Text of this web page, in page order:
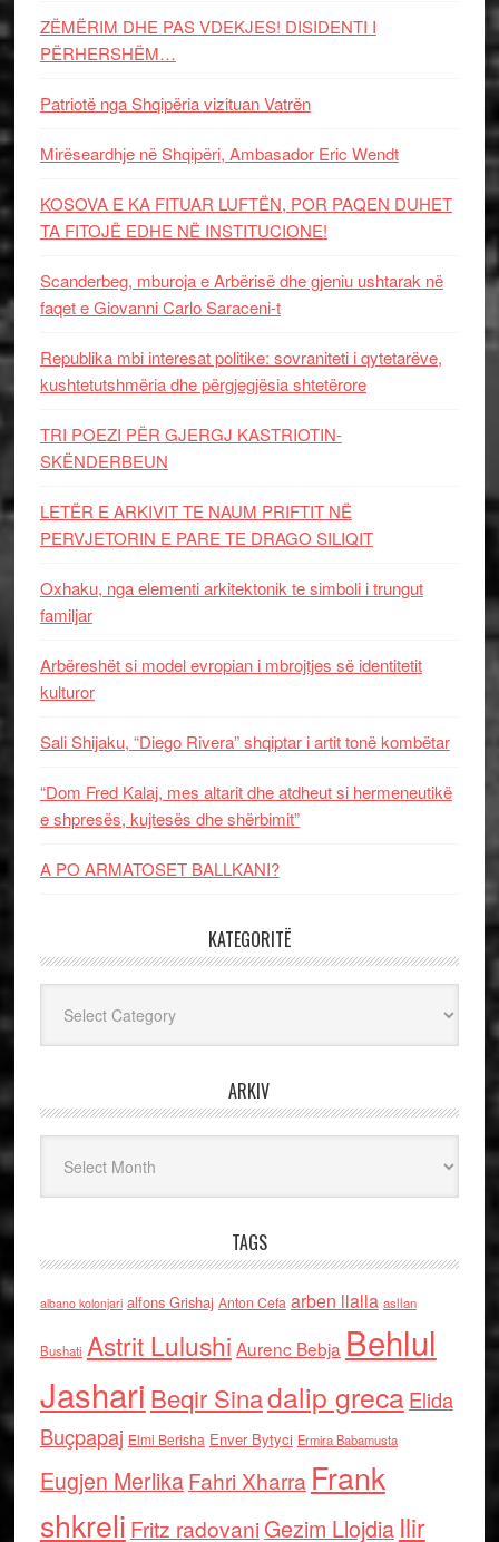
ZËMËRIM DHE PAS VDEKJES! DISIDENTI I
PËRHERSHËM…
Patriotë nga Shqipëria vizituan Vatrën
Mirëseardhje në Shqipëri, Ambasador Eric Wendt
KOSOVA E KA FITUAR LUFTËN, POR PAQEN DUHET
TA FITOJË EDHE NË INSTITUCIONE!
Scanderbeg, mburoja e Arbërisë dhe gjeniu ushtarak në
faqet e Giovanni Carlo Saraceni-t
Republika mbi interesat politike: sovraniteti i qytetarëve,
kushtetutshmëria dhe përgjegjësia shtetërore
TRI POEZI PËR GJERGJ KASTRIOTIN-
SKËNDERBEUN
LETËR E ARKIVIT TE NAUM PRIFTIT NË
PERVJETORIN E PARE TE DRAGO SILIQIT
Oxhaku, nga elementi arkitektonik te simboli i trungut
familjar
Arbëreshët si model evropian i mbrojtjes së identitetit
kulturor
Sali Shijaku, “Diego Rivera” shqiptar i artit tonë kombëtar
“Dom Fred Kalaj, mes altarit dhe atdheut si hermeneutikë
e shpresës, kujtesës dhe shërbimit”
A PO ARMATOSET BALLKANI?
KATEGORITË
ARKIV
TAGS
albano kolonjari alfons Grishaj Anton Cefa arben llalla asllan
Bushati Astrit Lulushi Aurenc Bebja Behlul
Jashari Beqir Sinadalip grecaElida
Buçpapaj Elmi Berisha Enver Bytyci Ermira Babamusta
Eugjen MerlikaFahri Xharra Frank
shkreli Fritz radovaniGezim Llojdia Ilir